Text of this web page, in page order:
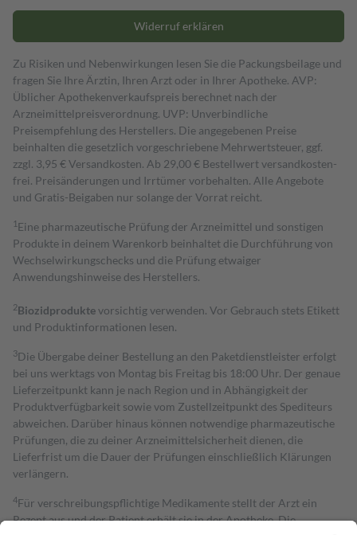
Widerruf erklären
Zu Risiken und Nebenwirkungen lesen Sie die Packungsbeilage und
fragen Sie Ihre Ärztin, Ihren Arzt oder in Ihrer Apotheke. AVP:
Üblicher Apothekenverkaufspreis berechnet nach der
Arzneimittelpreisverordnung. UVP: Unverbindliche
Preisempfehlung des Herstellers. Die angegebenen Preise
beinhalten die gesetzlich vorgeschriebene Mehrwertsteuer, ggf.
zzgl. 3,95 € Versandkosten. Ab 29,00 € Bestell­wert versand­kosten­
frei. Preisänderungen und Irrtümer vorbehalten. Alle Angebote
und Gratis-Beigaben nur solange der Vorrat reicht.
1 Eine pharmazeutische Prüfung der Arzneimittel und sonstigen
Produkte in deinem Warenkorb beinhaltet die Durchführung von
Wechselwirkungschecks und die Prüfung etwaiger
Anwendungshinweise des Herstellers.
2Biozidproduktevorsichtig verwenden. Vor Gebrauch stets Etikett
und Produktinformationen lesen.
3Die Übergabe deiner Bestellung an den Paketdienstleister erfolgt
bei uns werktags von Montag bis Freitag bis 18:00 Uhr. Der genaue
Lieferzeitpunkt kann je nach Region und in Abhängigkeit der
Produktverfügbarkeit sowie vom Zustellzeitpunkt des Spediteurs
abweichen. Darüber hinaus können notwendige pharmazeutische
Prüfungen, die zu deiner Arzneimittelsicherheit dienen, die
Lieferfrist um die Dauer der Prüfungen einschließlich Klärungen
verlängern.
4Für verschreibungspflichtige Medikamente stellt der Arzt ein
Rezept aus und der Patient erhält sie in der Apotheke. Die